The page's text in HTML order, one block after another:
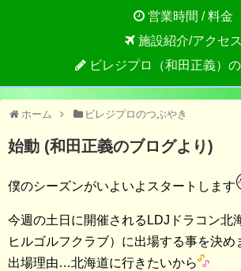
営業時間 / 料金
施設紹介/アクセス
ビレジプロ（和田正義）
ホーム ビレジプロのつぶやき
始動 (和田正義のブログより)
僕のシーズンがいよいよスタートします
今週の土日に開催されるLDJドラコン北
ヒルゴルフクラブ）に出場する事を決め
出場理由…北海道に行きたいから